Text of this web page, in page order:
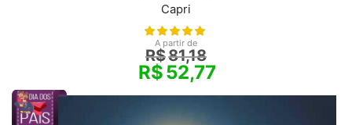
Capri
A partir de
R$81,18
R$52,77